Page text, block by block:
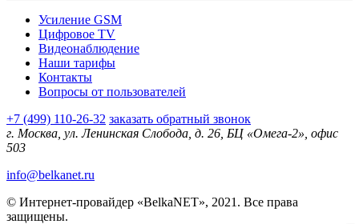
Усиление GSM
Цифровое TV
Видеонаблюдение
Наши тарифы
Контакты
Вопросы от пользователей
+7 (499) 110-26-32 заказать обратный звонок
г. Москва, ул. Ленинская Слобода, д. 26, БЦ «Омега-2», офис
503
info@belkanet.ru
© Интернет-провайдер «BelkaNET», 2021. Все права
защищены.